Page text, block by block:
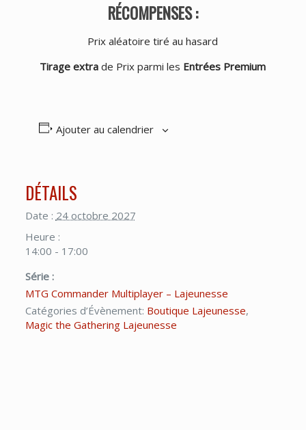
RÉCOMPENSES :
Prix aléatoire tiré au hasard
Tirage extra de Prix parmi les Entrées Premium
Ajouter au calendrier
DÉTAILS
Date : 24 octobre 2027
Heure :
14:00 - 17:00
Série :
MTG Commander Multiplayer – Lajeunesse
Catégories d’Évènement: Boutique Lajeunesse,
Magic the Gathering Lajeunesse